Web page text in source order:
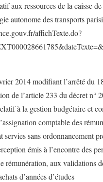
aux ressources de la caisse
autonome des transports
affichTexte.do?
2014 modifiant l’arrêté du
de l’article 233 du décret n°
à la gestion budgétaire et
comptable des
servies sans ordonnancement
émis à l’encontre des
rémunération, aux validations
d’années d’études